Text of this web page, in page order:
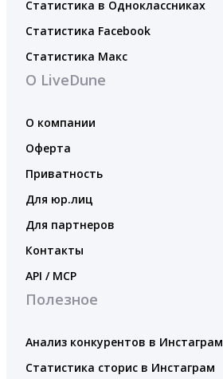
Статистика в Одноклассниках
Статистика Facebook
Статистика Макс
О LiveDune
О компании
Оферта
Приватность
Для юр.лиц
Для партнеров
Контакты
API / MCP
Полезное
Анализ конкурентов в Инстаграм
Статистика сторис в Инстаграм